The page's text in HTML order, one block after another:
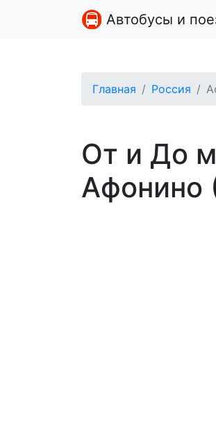
Автобусы и
Главная Россия
От и До
Афонино